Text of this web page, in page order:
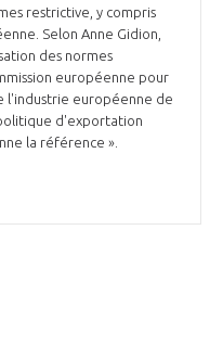
restrictive, y compris
Selon Anne Gidion,
des normes
européenne pour
l'industrie européenne de
d'exportation
la référence ».